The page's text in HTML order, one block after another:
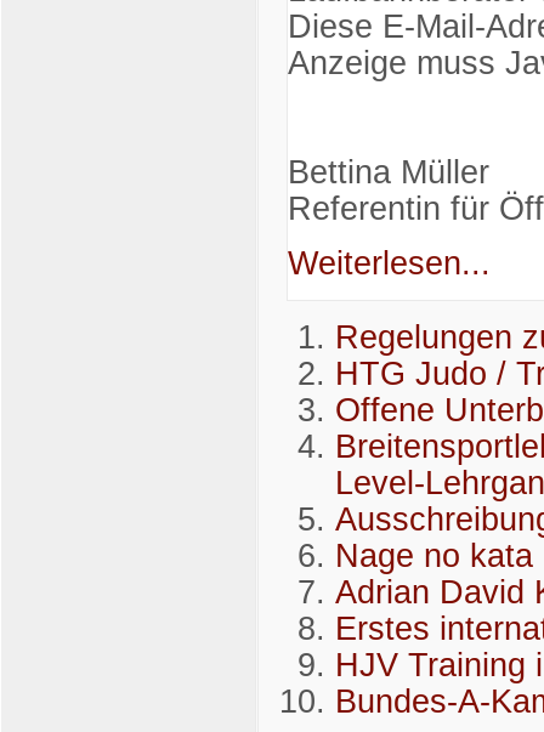
Diese E-Mail-
Anzeige muss
Bettina Müller
Referentin für
Weiterlesen...
Regelungen
HTG Judo /
Offene
Level-
Nage no kata
Adrian David
Erstes
HJV Training
Bundes-A-